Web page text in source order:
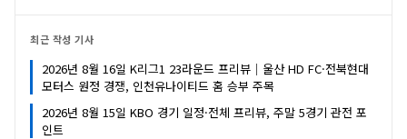
최근 작성 기사
2026년 8월 16일 K리그1 23라운드 프리뷰｜울산 HD FC·전북현대
모터스 원정 경쟁, 인천유나이티드 홈 승부 주목
2026년 8월 15일 KBO 경기 일정·전체 프리뷰, 주말 5경기 관전 포
인트